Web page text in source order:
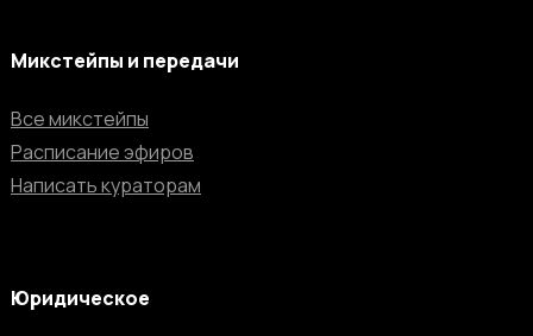
Микстейпы и передачи
Все микстейпы
Расписание эфиров
Написать кураторам
Юридическое